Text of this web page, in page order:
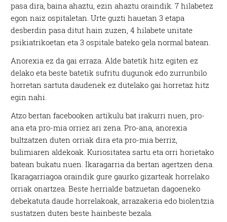
pasa dira, baina ahaztu, ezin ahaztu oraindik. 7 hilabetez
egon naiz ospitaletan. Urte guzti hauetan 3 etapa
desberdin pasa ditut hain zuzen, 4 hilabete unitate
psikiatrikoetan eta 3 ospitale bateko gela normal batean.
Anorexia ez da gai erraza. Alde batetik hitz egiten ez
delako eta beste batetik sufritu dugunok edo zurrunbilo
horretan sartuta daudenek ez dutelako gai horretaz hitz
egin nahi.
Atzo bertan facebooken artikulu bat irakurri nuen, pro-
ana eta pro-mia orriez ari zena. Pro-ana, anorexia
bultzatzen duten orriak dira eta pro-mia berriz,
bulimiaren aldekoak. Kuriositatea sartu eta orri horietako
batean bukatu nuen. Ikaragarria da bertan agertzen dena.
Ikaragarriagoa oraindik gure gaurko gizarteak horrelako
orriak onartzea. Beste herrialde batzuetan dagoeneko
debekatuta daude horrelakoak, arrazakeria edo biolentzia
sustatzen duten beste hainbeste bezala.